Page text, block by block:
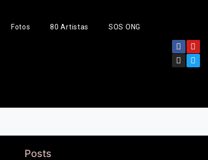
Fotos 80 Artistas SOS ONG
Posts